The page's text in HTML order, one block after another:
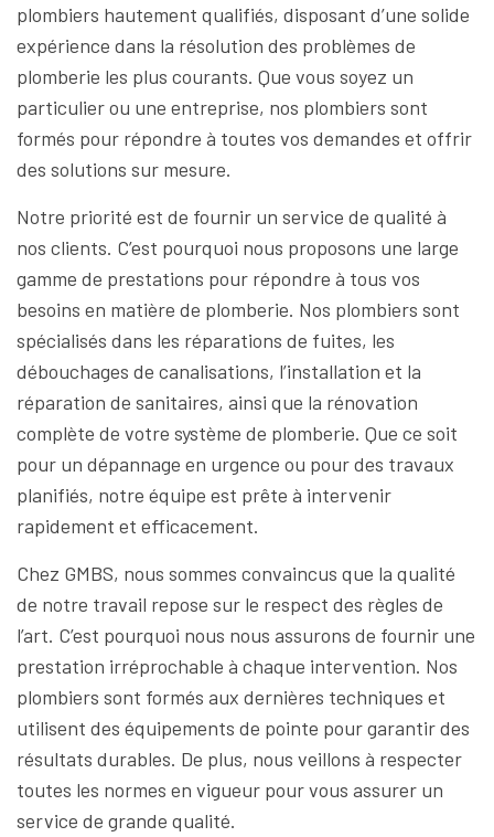
plombiers hautement qualifiés, disposant d’une solide
expérience dans la résolution des problèmes de
plomberie les plus courants. Que vous soyez un
particulier ou une entreprise, nos plombiers sont
formés pour répondre à toutes vos demandes et offrir
des solutions sur mesure.
Notre priorité est de fournir un service de qualité à
nos clients. C’est pourquoi nous proposons une large
gamme de prestations pour répondre à tous vos
besoins en matière de plomberie. Nos plombiers sont
spécialisés dans les réparations de fuites, les
débouchages de canalisations, l’installation et la
réparation de sanitaires, ainsi que la rénovation
complète de votre système de plomberie. Que ce soit
pour un dépannage en urgence ou pour des travaux
planifiés, notre équipe est prête à intervenir
rapidement et efficacement.
Chez GMBS, nous sommes convaincus que la qualité
de notre travail repose sur le respect des règles de
l’art. C’est pourquoi nous nous assurons de fournir une
prestation irréprochable à chaque intervention. Nos
plombiers sont formés aux dernières techniques et
utilisent des équipements de pointe pour garantir des
résultats durables. De plus, nous veillons à respecter
toutes les normes en vigueur pour vous assurer un
service de grande qualité.